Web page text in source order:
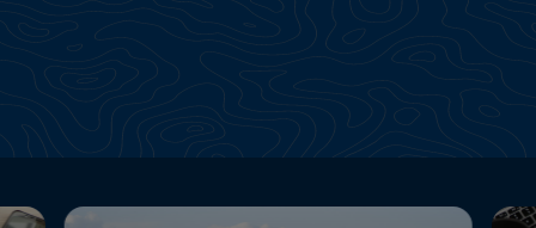
Continua a esplorare